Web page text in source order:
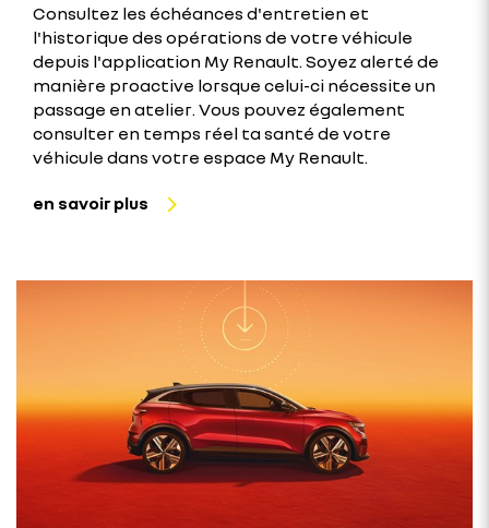
Consultez les échéances d'entretien et
l'historique des opérations de votre véhicule
depuis l'application My Renault. Soyez alerté de
manière proactive lorsque celui-ci nécessite un
passage en atelier. Vous pouvez également
consulter en temps réel ta santé de votre
véhicule dans votre espace My Renault.
en savoir plus